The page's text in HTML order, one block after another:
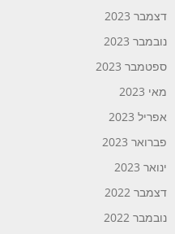
דצמבר 2023
נובמבר 2023
ספטמבר 2023
מאי 2023
אפריל 2023
פברואר 2023
ינואר 2023
דצמבר 2022
נובמבר 2022